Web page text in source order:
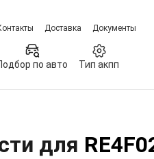
Доставка Документы
по авто Тип акпп
для